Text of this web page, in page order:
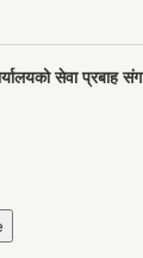
सेवा प्रबाह संग